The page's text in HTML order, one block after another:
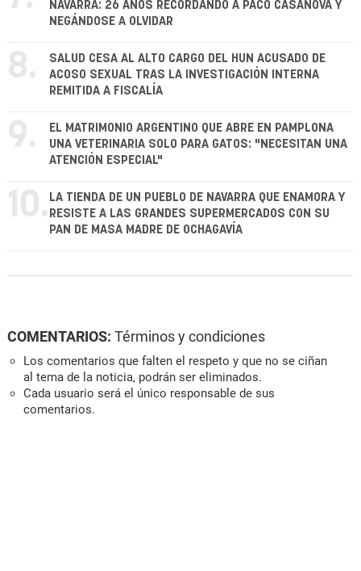
NAVARRA: 26 AÑOS RECORDANDO A PACO CASANOVA Y
NEGÁNDOSE A OLVIDAR
8.
SALUD CESA AL ALTO CARGO DEL HUN ACUSADO DE
ACOSO SEXUAL TRAS LA INVESTIGACIÓN INTERNA
REMITIDA A FISCALÍA
9.
EL MATRIMONIO ARGENTINO QUE ABRE EN PAMPLONA
UNA VETERINARIA SOLO PARA GATOS: "NECESITAN UNA
ATENCIÓN ESPECIAL"
10. LA TIENDA DE UN PUEBLO DE NAVARRA QUE ENAMORA Y
RESISTE A LAS GRANDES SUPERMERCADOS CON SU
PAN DE MASA MADRE DE OCHAGAVÍA
COMENTARIOS: Términos y condiciones
Los comentarios que falten el respeto y que no se ciñan
al tema de la noticia, podrán ser eliminados.
Cada usuario será el único responsable de sus
comentarios.